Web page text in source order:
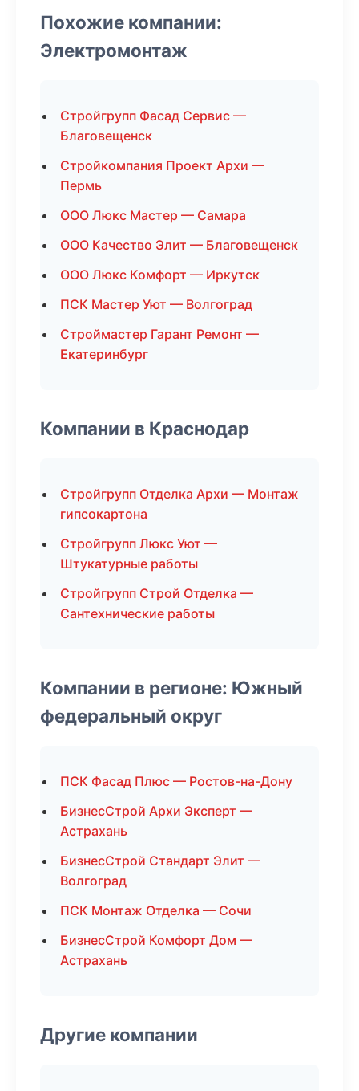
Похожие компании:
Электромонтаж
Стройгрупп Фасад Сервис —
Благовещенск
Стройкомпания Проект Архи —
Пермь
ООО Люкс Мастер — Самара
ООО Качество Элит — Благовещенск
ООО Люкс Комфорт — Иркутск
ПСК Мастер Уют — Волгоград
Строймастер Гарант Ремонт —
Екатеринбург
Компании в Краснодар
Стройгрупп Отделка Архи — Монтаж
гипсокартона
Стройгрупп Люкс Уют —
Штукатурные работы
Стройгрупп Строй Отделка —
Сантехнические работы
Компании в регионе: Южный
федеральный округ
ПСК Фасад Плюс — Ростов-на-Дону
БизнесСтрой Архи Эксперт —
Астрахань
БизнесСтрой Стандарт Элит —
Волгоград
ПСК Монтаж Отделка — Сочи
БизнесСтрой Комфорт Дом —
Астрахань
Другие компании